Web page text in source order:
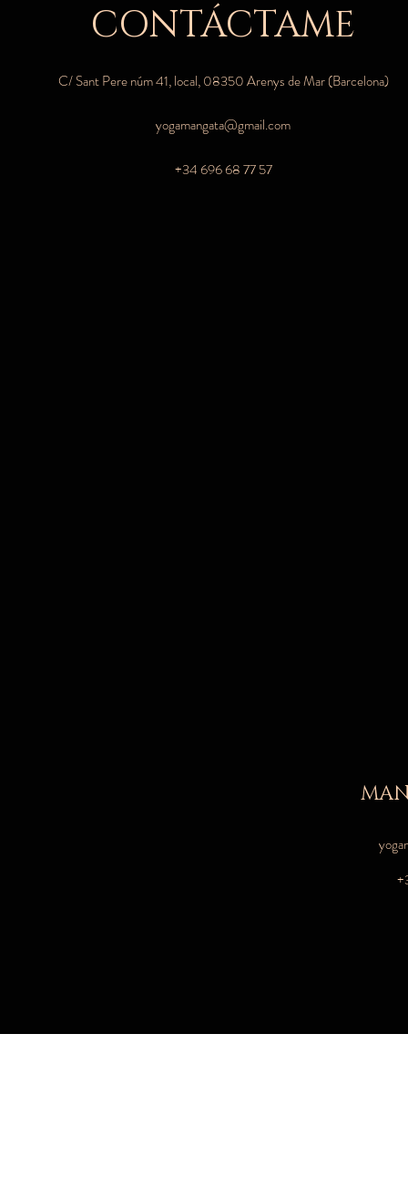
CONTÁCTAME
C/ Sant Pere núm 41, local, 08350 Arenys de Mar (Barcelona)
yogamangata@gmail.com
+34 696 68 77 57